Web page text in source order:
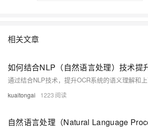
相关文章
kuaitongai 1223